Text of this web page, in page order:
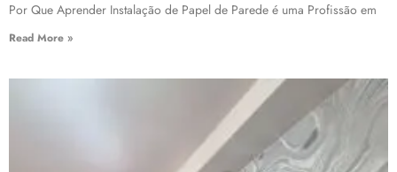
Por Que Aprender Instalação de Papel de Parede é uma Profissão em
Read More »